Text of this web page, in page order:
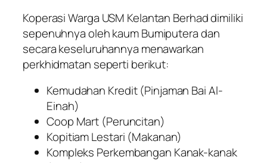
Koperasi Warga USM Kelantan Berhad dimiliki
sepenuhnya oleh kaum Bumiputera dan
secara keseluruhannya menawarkan
perkhidmatan seperti berikut:
Kemudahan Kredit (Pinjaman Bai Al-
Einah)
Coop Mart (Peruncitan)
Kopitiam Lestari (Makanan)
Kompleks Perkembangan Kanak-kanak